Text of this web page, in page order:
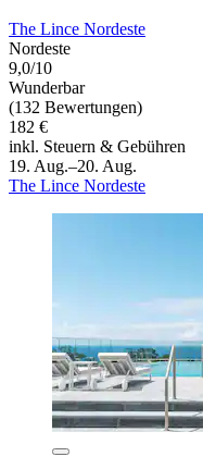
The Lince Nordeste
Nordeste
9,0/10
Wunderbar
(132 Bewertungen)
182 €
inkl. Steuern & Gebühren
19. Aug.–20. Aug.
The Lince Nordeste